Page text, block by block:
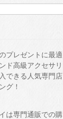
プレゼントに最適
ド高級アクセサリ
できる人気専門店
グ！
は専門通販での購